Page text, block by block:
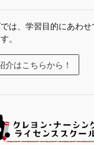
は、学習目的にあわ
。
介はこちらから！